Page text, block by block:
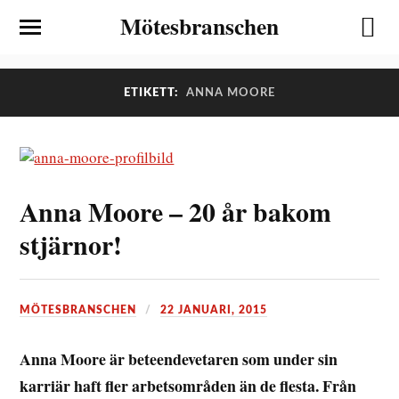
Mötesbranschen
ETIKETT: ANNA MOORE
Anna Moore – 20 år bakom
stjärnor!
MÖTESBRANSCHEN 22 JANUARI, 2015
Anna Moore är beteendevetaren som under sin
karriär haft fler arbetsområden än de flesta. Från